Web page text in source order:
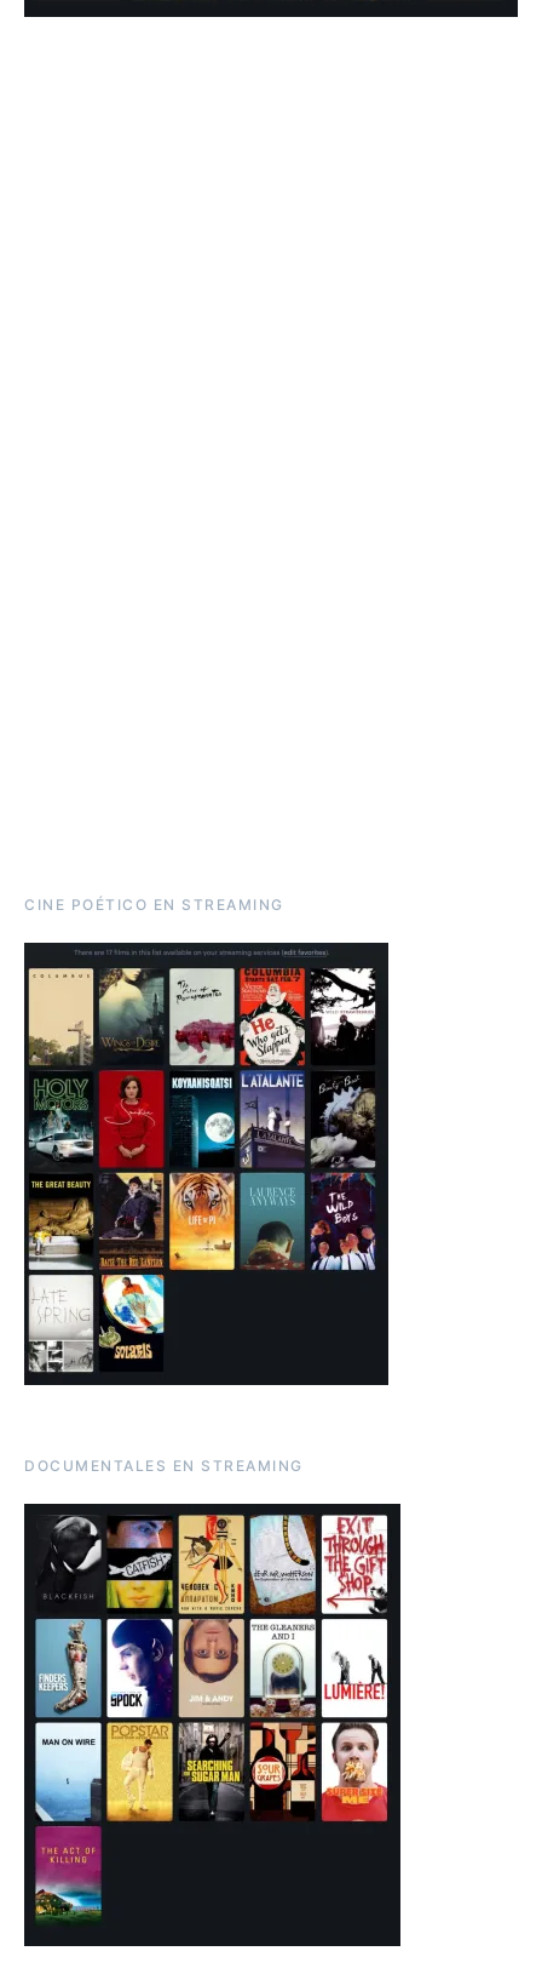
CINE POÉTICO EN STREAMING
DOCUMENTALES EN STREAMING